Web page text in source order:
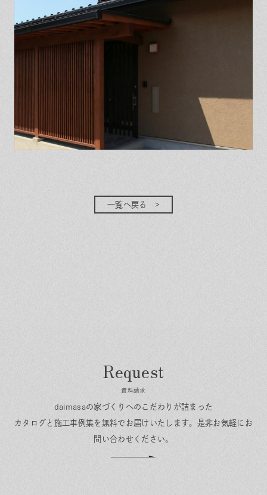
一覧へ戻る
資料請求
daimasaの家づくりへのこだわりが詰まった
カタログと施工事例集を無料でお届けいたします。 是非お気軽にお
問い合わせください。